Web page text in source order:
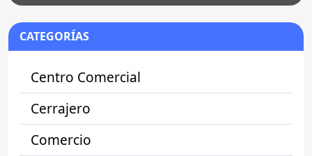
CATEGORÍAS
Centro Comercial
Cerrajero
Comercio